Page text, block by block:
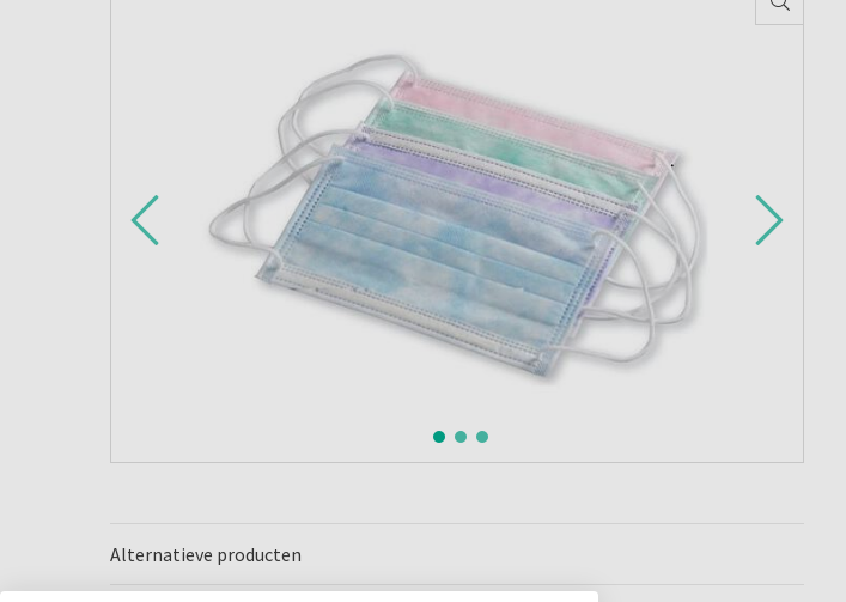
Alternatieve producten